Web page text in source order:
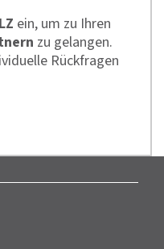
ein, um zu Ihren
zu gelangen.
Rückfragen